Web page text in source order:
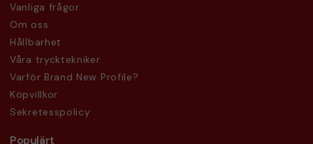
Vanliga frågor
Om oss
Hållbarhet
Våra trycktekniker
Varför Brand New Profile?
Köpvillkor
Sekretesspolicy
Populärt